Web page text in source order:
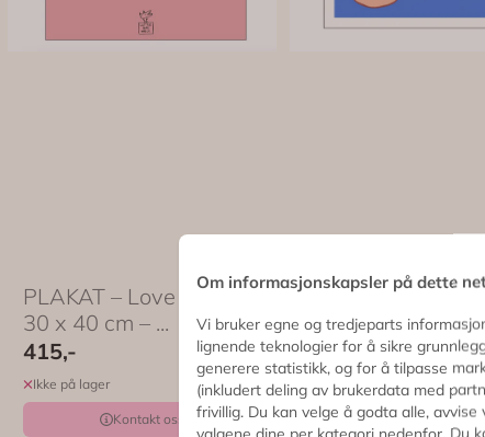
PLAKAT – Love Affair –
30 x 40 cm – ...
415,-
Ikke på lager
Kontakt oss
PLAKAT – A
Lamp – 30 x 40
445,-
Ikke på lager
Kontakt oss
Om informasjonskapsler på dette
Vi bruker egne og tredjeparts
lignende teknologier for å sikre
generere statistikk, og for å tilpasse
(inkludert deling av brukerdata med
frivillig. Du kan velge å godta alle, avvise